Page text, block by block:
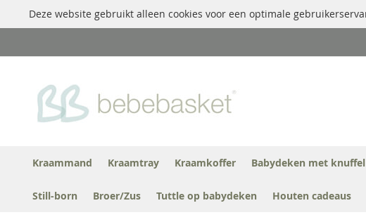
Deze website gebruikt alleen cookies voor een optimale
naar
inhoud
Kraammand Kraamtray Kraamkoffer Babydeken met knuffel
Still-born Broer/Zus Tuttle op babydeken Houten cadeaus